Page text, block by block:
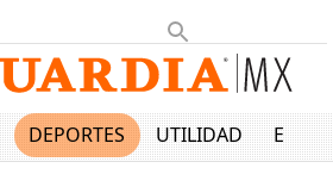
DEPORTES UTILIDAD